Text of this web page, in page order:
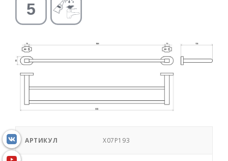
АРТИКУЛ X07P193